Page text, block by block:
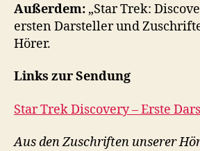
Außerdem: „Star Trek:
ersten Darsteller und
Hörer.
Links zur Sendung
Star Trek Discovery – Erste
Aus den Zuschriften unserer